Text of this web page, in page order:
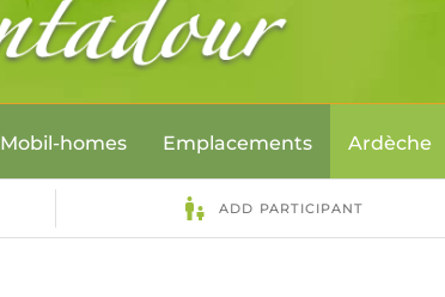
Mobil-homes Emplacements Ardèche